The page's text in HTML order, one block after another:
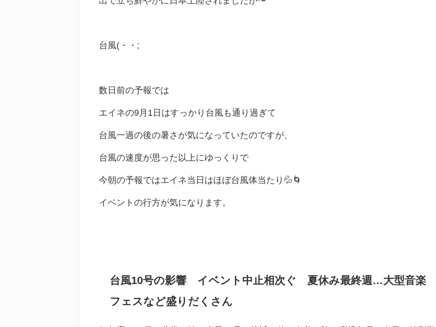
台風(・・;
数日前の予報では
エイネの9月1日はすっかり台風も通り過ぎて
台風一過の後の暑さが気になっていたのですが、
台風の速度が思った以上にゆっくりで
今朝の予報ではエイネ当日はほぼ台風体当たり💦🌀
イベントの行方が気になります。
台風10号の影響 イベント中止相次ぐ 夏休み最終週…大型音楽
フェスなど盛りだくさん